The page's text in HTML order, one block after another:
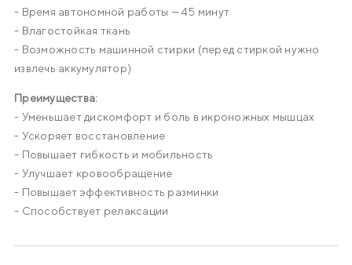
- Время автономной работы — 45 минут
- Влагостойкая ткань
- Возможность машинной стирки (перед стиркой нужно
извлечь аккумулятор)
Преимущества:
- Уменьшает дискомфорт и боль в икроножных мышцах
- Ускоряет восстановление
- Повышает гибкость и мобильность
- Улучшает кровообращение
- Повышает эффективность разминки
- Способствует релаксации